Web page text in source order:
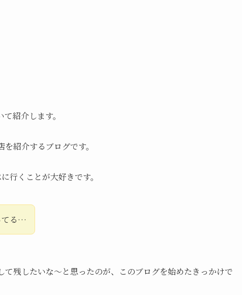
紹介します。
紹介するブログです。
行くことが大好きです。
てる…
残したいな〜と思ったのが、このブログを始めたきっかけで